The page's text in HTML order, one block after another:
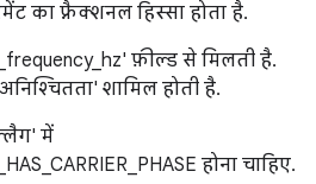
का फ़्रैक्शनल हिस्सा होता है.
फ़ील्ड से मिलती है.
शामिल होती है.
में
होना चाहिए.